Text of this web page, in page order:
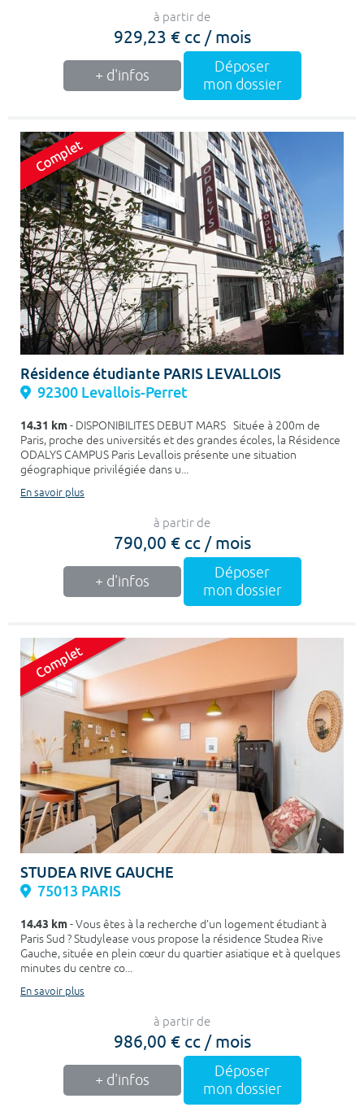
à partir de
929,23 € cc / mois
+ d'infos
Déposer
mon dossier
Résidence étudiante PARIS LEVALLOIS
92300 Levallois-Perret
14.31 km- DISPONIBILITES DEBUT MARS Située à 200m de
Paris, proche des universités et des grandes écoles, la Résidence
ODALYS CAMPUS Paris Levallois présente une situation
géographique privilégiée dans u...
En savoir plus
à partir de
790,00 € cc / mois
+ d'infos
Déposer
mon dossier
STUDEA RIVE GAUCHE
75013 PARIS
14.43 km- Vous êtes à la recherche d’un logement étudiant à
Paris Sud ? Studylease vous propose la résidence Studea Rive
Gauche, située en plein cœur du quartier asiatique et à quelques
minutes du centre co...
En savoir plus
à partir de
986,00 € cc / mois
+ d'infos
Déposer
mon dossier